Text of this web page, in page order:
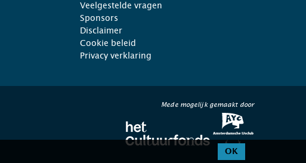
Veelgestelde vragen
Sponsors
Disclaimer
Cookie beleid
Privacy verklaring
Mede mogelijk gemaakt door
OK